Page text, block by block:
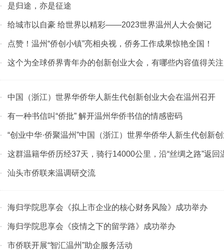
· 是归途，亦是征途
· 给城市以自豪 给世界以精彩——2023世界温州人大会侧记
· 点赞！温州“侨创小镇”亮相央视，侨务工作成果惊艳全国！
· 这个为全球侨界青年办的创新创业大会，有哪些内容值得关
· 中国（浙江）世界华侨华人新生代创新创业大会在温州召开
· 有一种书信叫“侨批” 解开温州华侨书信的情感密码
· “创业中华·侨聚温州”中国（浙江）世界华侨华人新生代创新
· 这群温籍华侨历经37天，骑行14000公里，沿“丝绸之路”返回
· 汕头市侨联来温调研交流
· 海归学院思享会《拟上市企业的核心财务风险》成功举办
· 海归学院思享会《疫情之下的留学路》成功举办
· 市侨联开展“智汇温州”助企服务活动